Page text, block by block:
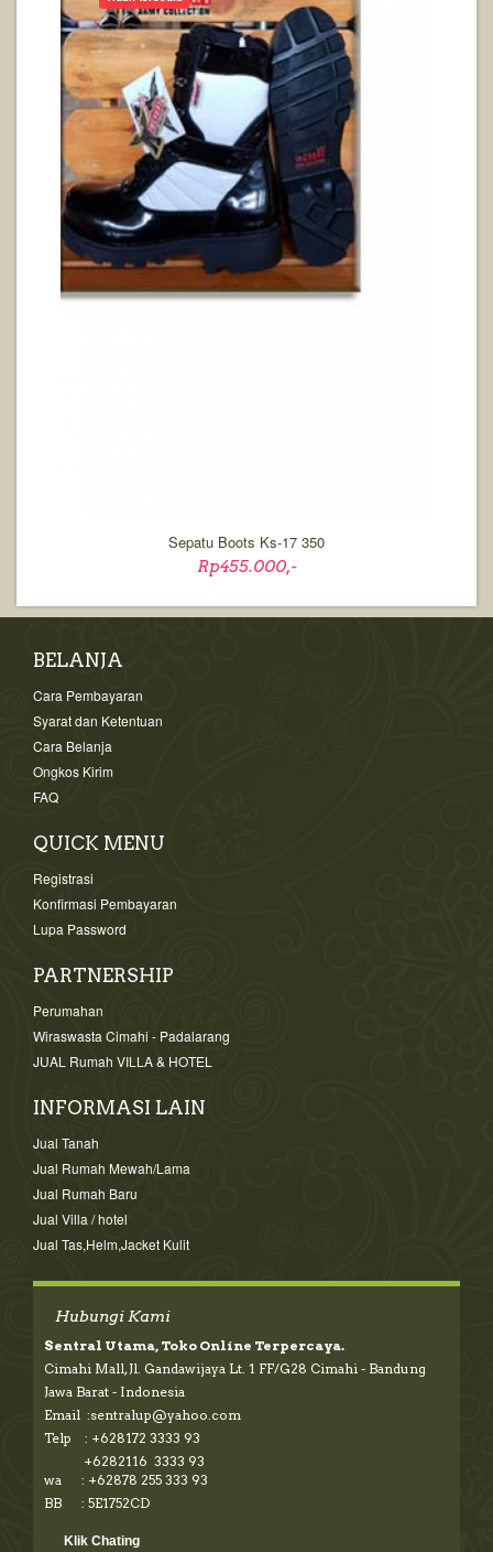
Sepatu Boots Ks-17 350
Rp455.000,-
BELANJA
Cara Pembayaran
Syarat dan Ketentuan
Cara Belanja
Ongkos Kirim
FAQ
QUICK MENU
Registrasi
Konfirmasi Pembayaran
Lupa Password
PARTNERSHIP
Perumahan
Wiraswasta Cimahi - Padalarang
JUAL Rumah VILLA & HOTEL
INFORMASI LAIN
Jual Tanah
Jual Rumah Mewah/Lama
Jual Rumah Baru
Jual Villa / hotel
Jual Tas,Helm,Jacket Kulit
Hubungi Kami
Sentral Utama, Toko Online Terpercaya.
Cimahi Mall, Jl. Gandawijaya Lt. 1 FF/G28 Cimahi - Bandung
Jawa Barat - Indonesia
Email :sentralup@yahoo.com
Telp : +628172 3333 93
+6282116 3333 93
wa : +62878 255 333 93
BB : 5E1752CD
Klik Chating